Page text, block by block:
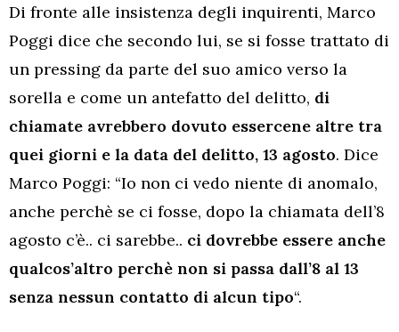
Di fronte alle insistenza degli inquirenti, Marco
Poggi dice che secondo lui, se si fosse trattato di
un pressing da parte del suo amico verso la
sorella e come un antefatto del delitto, di
chiamate avrebbero dovuto essercene altre tra
quei giorni e la data del delitto, 13 agosto. Dice
Marco Poggi: “Io non ci vedo niente di anomalo,
anche perchè se ci fosse, dopo la chiamata dell’8
agosto c’è.. ci sarebbe.. ci dovrebbe essere anche
qualcos’altro perchè non si passa dall’8 al 13
senza nessun contatto di alcun tipo“.